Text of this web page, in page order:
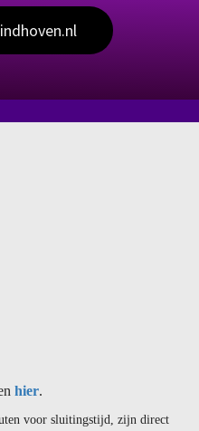
hier.
voor sluitingstijd, zijn direct